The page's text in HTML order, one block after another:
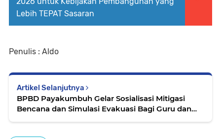
Lebih TEPAT Sasaran
Penulis : Aldo
Artikel Selanjutnya
BPBD Payakumbuh Gelar Sosialisasi Mitigasi
Bencana dan Simulasi Evakuasi Bagi Guru dan